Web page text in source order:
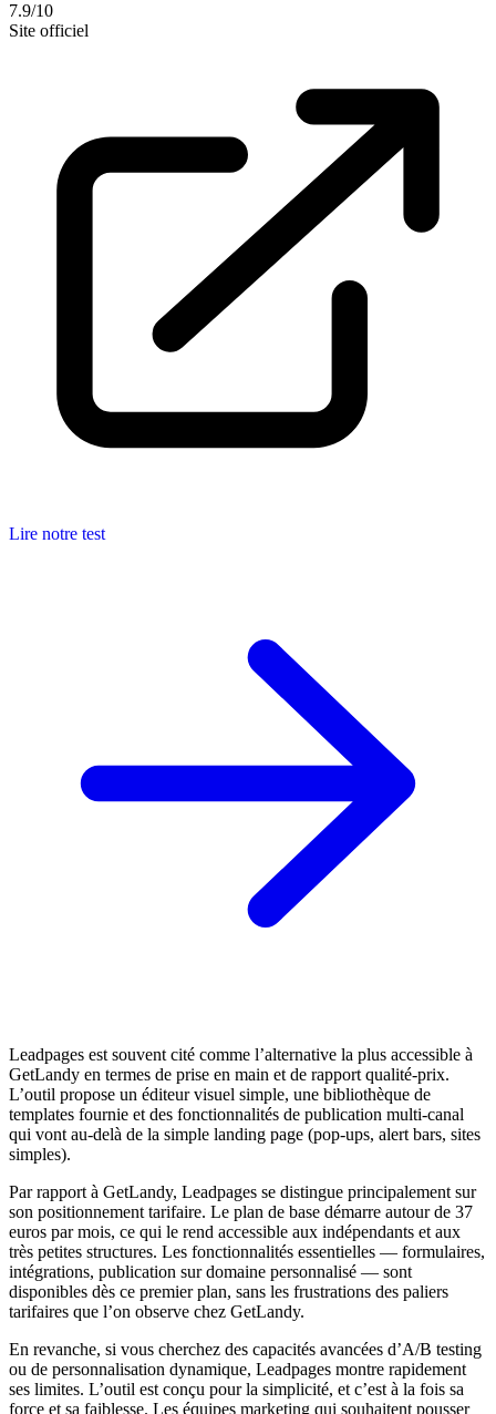
7.9/10
Site officiel
Lire notre test
Leadpages est souvent cité comme l’alternative la plus accessible à
GetLandy en termes de prise en main et de rapport qualité-prix.
L’outil propose un éditeur visuel simple, une bibliothèque de
templates fournie et des fonctionnalités de publication multi-canal
qui vont au-delà de la simple landing page (pop-ups, alert bars, sites
simples).
Par rapport à GetLandy, Leadpages se distingue principalement sur
son positionnement tarifaire. Le plan de base démarre autour de 37
euros par mois, ce qui le rend accessible aux indépendants et aux
très petites structures. Les fonctionnalités essentielles — formulaires,
intégrations, publication sur domaine personnalisé — sont
disponibles dès ce premier plan, sans les frustrations des paliers
tarifaires que l’on observe chez GetLandy.
En revanche, si vous cherchez des capacités avancées d’A/B testing
ou de personnalisation dynamique, Leadpages montre rapidement
ses limites. L’outil est conçu pour la simplicité, et c’est à la fois sa
force et sa faiblesse. Les équipes marketing qui souhaitent pousser